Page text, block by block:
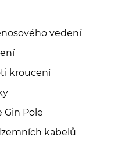
vedení
kroucení
Gin Pole
kabelů